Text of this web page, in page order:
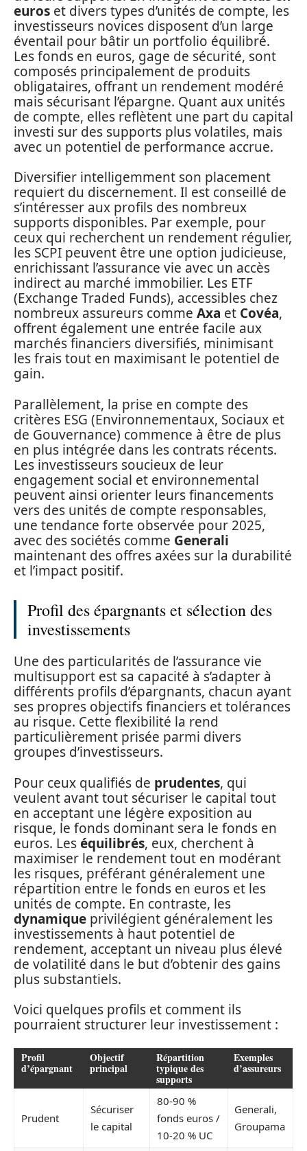
euros et divers types d’unités de compte, les
investisseurs novices disposent d’un large
éventail pour bâtir un portfolio équilibré.
Les fonds en euros, gage de sécurité, sont
composés principalement de produits
obligataires, offrant un rendement modéré
mais sécurisant l’épargne. Quant aux unités
de compte, elles reflètent une part du capital
investi sur des supports plus volatiles, mais
avec un potentiel de performance accrue.
Diversifier intelligemment son placement
requiert du discernement. Il est conseillé de
s’intéresser aux profils des nombreux
supports disponibles. Par exemple, pour
ceux qui recherchent un rendement régulier,
les SCPI peuvent être une option judicieuse,
enrichissant l’assurance vie avec un accès
indirect au marché immobilier. Les ETF
(Exchange Traded Funds), accessibles chez
nombreux assureurs comme Axa et Covéa,
offrent également une entrée facile aux
marchés financiers diversifiés, minimisant
les frais tout en maximisant le potentiel de
gain.
Parallèlement, la prise en compte des
critères ESG (Environnementaux, Sociaux et
de Gouvernance) commence à être de plus
en plus intégrée dans les contrats récents.
Les investisseurs soucieux de leur
engagement social et environnemental
peuvent ainsi orienter leurs financements
vers des unités de compte responsables,
une tendance forte observée pour 2025,
avec des sociétés comme Generali
maintenant des offres axées sur la durabilité
et l’impact positif.
Profil des épargnants et sélection des
investissements
Une des particularités de l’assurance vie
multisupport est sa capacité à s’adapter à
différents profils d’épargnants, chacun ayant
ses propres objectifs financiers et tolérances
au risque. Cette flexibilité la rend
particulièrement prisée parmi divers
groupes d’investisseurs.
Pour ceux qualifiés de prudentes, qui
veulent avant tout sécuriser le capital tout
en acceptant une légère exposition au
risque, le fonds dominant sera le fonds en
euros. Leséquilibrés, eux, cherchent à
maximiser le rendement tout en modérant
les risques, préférant généralement une
répartition entre le fonds en euros et les
unités de compte. En contraste, les
dynamique privilégient généralement les
investissements à haut potentiel de
rendement, acceptant un niveau plus élevé
de volatilité dans le but d’obtenir des gains
plus substantiels.
Voici quelques profils et comment ils
pourraient structurer leur investissement :
Profil
d’épargnant
Objectif
principal
Répartition
typique des
supports
Exemples
d’assureurs
Prudent
Sécuriser
le capital
80-90 %
fonds euros /
10-20 % UC
Generali,
Groupama